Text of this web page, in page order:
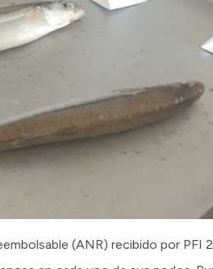
(ANR) recibido por PFI